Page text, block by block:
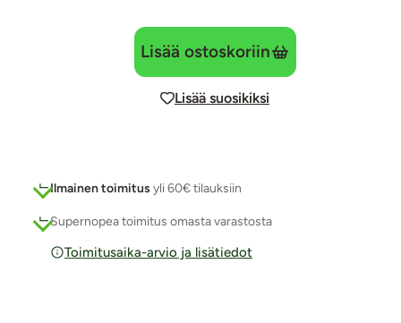
Lisää ostoskoriin
Lisää suosikiksi
Ilmainen toimitus yli 60€ tilauksiin
Supernopea toimitus omasta varastosta
Toimitusaika-arvio ja lisätiedot